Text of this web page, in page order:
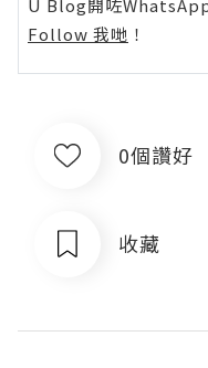
Follow 我哋 ！
0個讚好
收藏